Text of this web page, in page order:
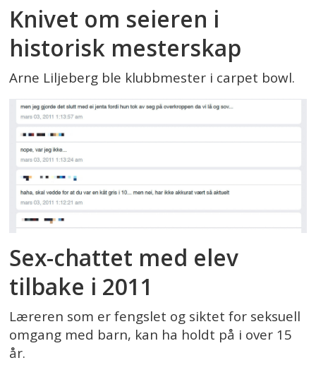
Knivet om seieren i
historisk mesterskap
Arne Liljeberg ble klubbmester i carpet bowl.
Sex-chattet med elev
tilbake i 2011
Læreren som er fengslet og siktet for seksuell
omgang med barn, kan ha holdt på i over 15
år.